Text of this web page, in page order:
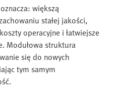
większą
stałej jakości,
operacyjne i łatwiejsze
Modułowa struktura
się do nowych
tym samym